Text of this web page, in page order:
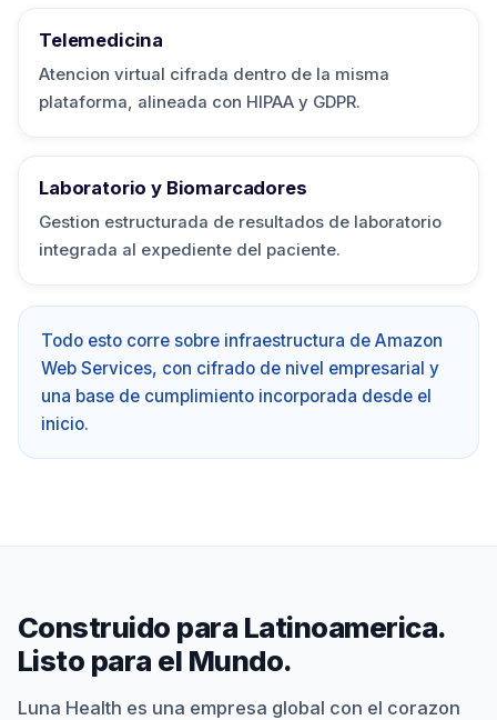
Telemedicina
Atencion virtual cifrada dentro de la misma
plataforma, alineada con HIPAA y GDPR.
Laboratorio y Biomarcadores
Gestion estructurada de resultados de laboratorio
integrada al expediente del paciente.
Todo esto corre sobre infraestructura de Amazon
Web Services, con cifrado de nivel empresarial y
una base de cumplimiento incorporada desde el
inicio.
Construido para Latinoamerica.
Listo para el Mundo.
Luna Health es una empresa global con el corazon